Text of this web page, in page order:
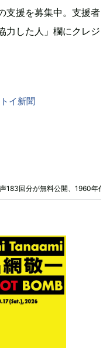
支援を募集中。支援者
力した人」欄にクレジ
イ新聞
183回分が無料公開、1960年代